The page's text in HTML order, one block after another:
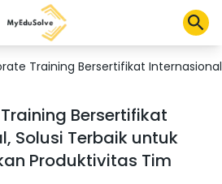
Training Bersertifikat
Bersertifikat
Solusi Terbaik untuk
Produktivitas Tim